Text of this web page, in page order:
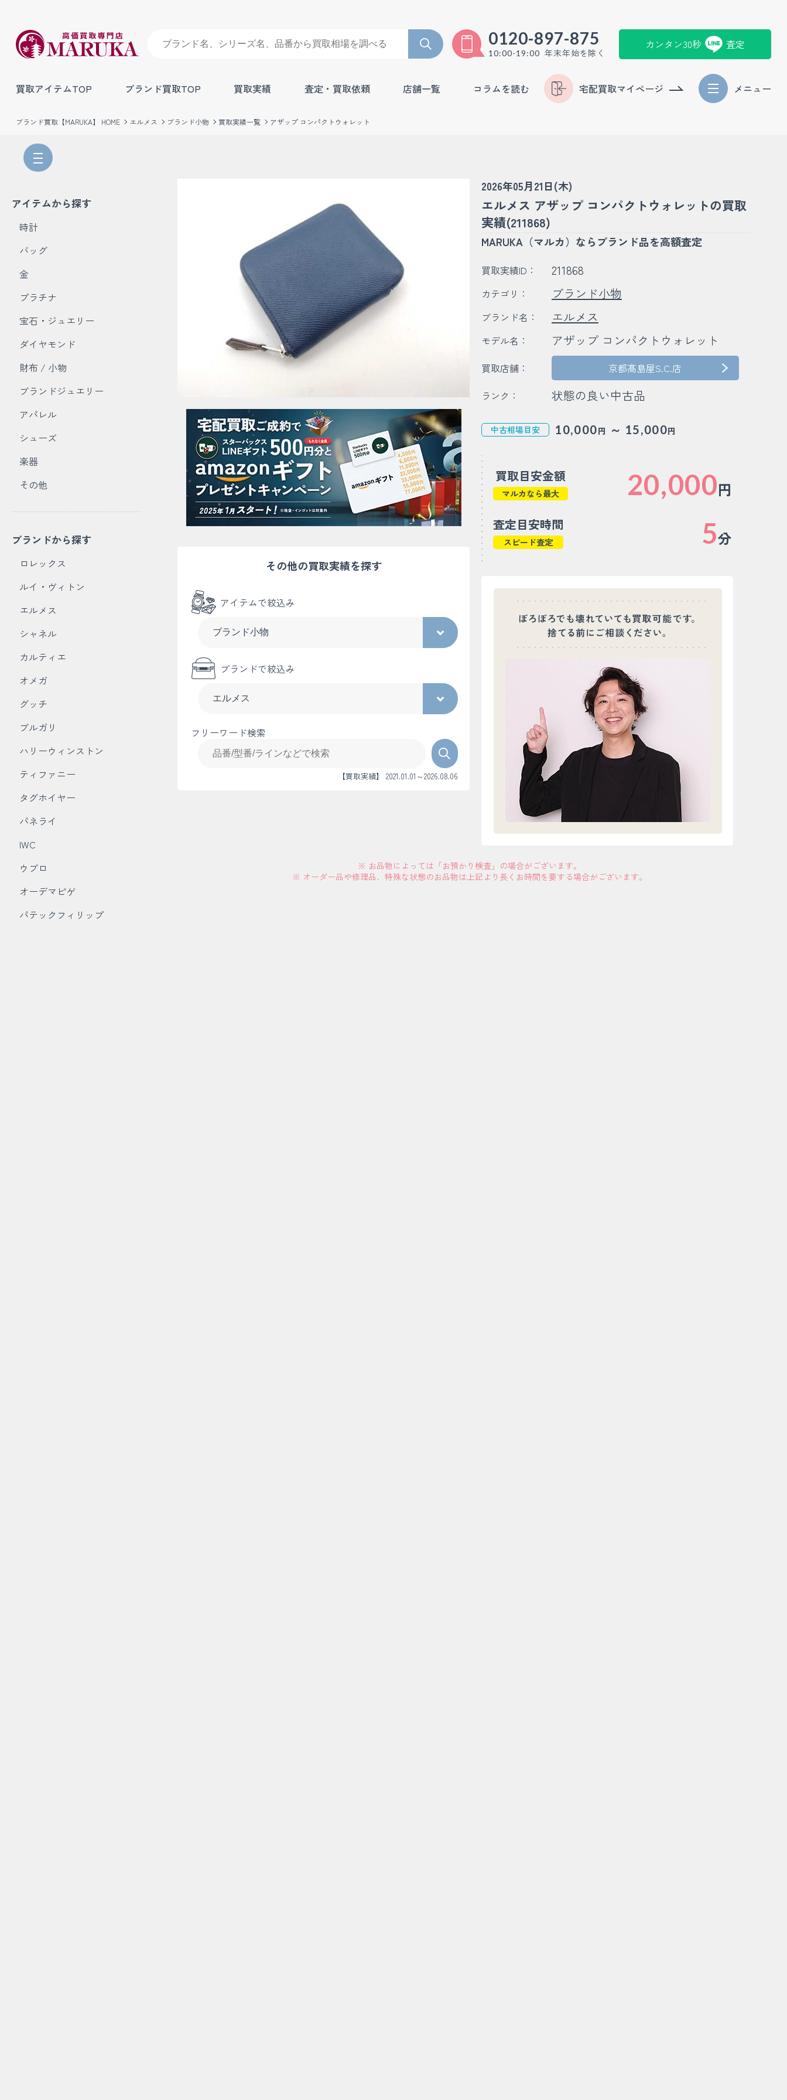
0120-897-875
10:00-19:00 年末年始を除く
カンタン30秒 査定
買取アイテムTOP ブランド買取TOP 買取実績 査定・買取依頼 店舗一覧 コラムを読む 宅配買取マイページ メニュー
ブランド買取【MARUKA】 HOME エルメス ブランド小物 買取実績一覧 アザップ コンパクトウォレット
アイテムから探す
時計
バッグ
金
プラチナ
宝石・ジュエリー
ダイヤモンド
財布 / 小物
ブランドジュエリー
アパレル
シューズ
楽器
その他
ブランドから探す
ロレックス
ルイ・ヴィトン
エルメス
シャネル
カルティエ
オメガ
グッチ
ブルガリ
ハリーウィンストン
ティファニー
タグホイヤー
パネライ
IWC
ウブロ
オーデマピゲ
パテックフィリップ
その他の買取実績を探す
アイテムで絞込み
ブランドで絞込み
フリーワード検索
【買取実績】 2021.01.01～2026.08.06
2026年05月21日(木)
エルメス アザップ コンパクトウォレットの買取
実績(211868)
MARUKA（マルカ）ならブランド品を高額査定
買取実績ID： 211868
カテゴリ： ブランド小物
ブランド名： エルメス
モデル名： アザップ コンパクトウォレット
買取店舗：
京都髙島屋S.C.店
ランク：
状態の良い中古品
中古相場目安 10,000円 ～ 15,000円
買取目安金額
マルカなら最大 20,000円
査定目安時間
スピード査定 5分
※ お品物によっては「お預かり検査」の場合がございます。
※ オーダー品や修理品、特殊な状態のお品物は上記より長くお時間を要する場合がございます。